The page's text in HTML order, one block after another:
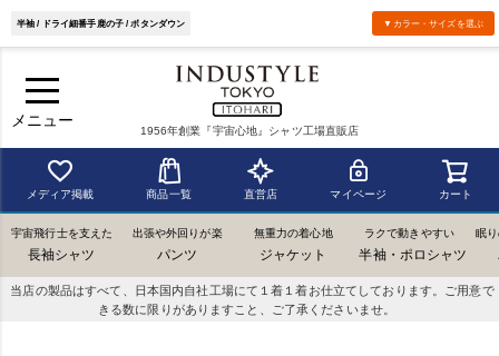
メニュー
1956年創業『宇宙心地』シャツ工場直販店
メディア掲載 商品一覧 直営店 マイページ カート
宇宙飛行士を支えた
長袖シャツ
出張や外回りが楽
パンツ
無重力の着心地
ジャケット
ラクで動きやすい
半袖・ポロシャツ
眠
当店の製品はすべて、日本国内自社工場にて１着１着お仕立てしております。ご用意で
きる数に限りがありますこと、ご了承くださいませ。
半袖 / ドライ細番手鹿の子 / ボタンダウン ▼カラー・サイズを選ぶ